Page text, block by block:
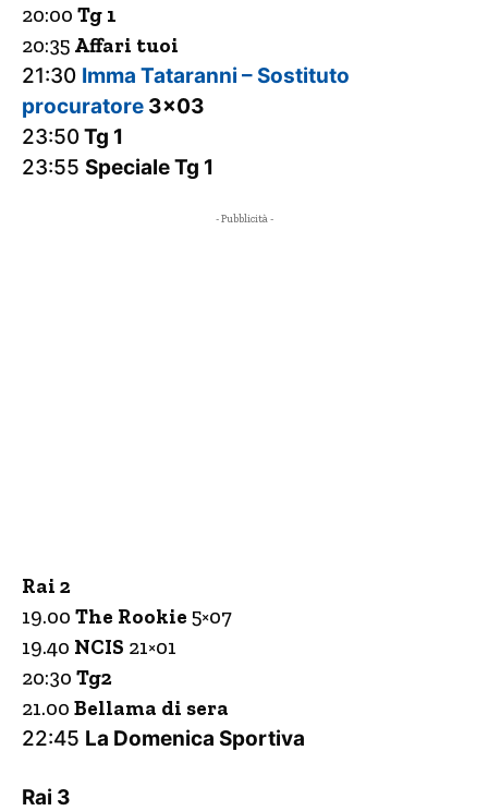
20:00 Tg 1
20:35 Affari tuoi
21:30 Imma Tataranni – Sostituto
procuratore 3×03
23:50Tg 1
23:55 Speciale Tg 1
- Pubblicità -
Rai 2
19.00 The Rookie 5×07
19.40 NCIS 21×01
20:30 Tg2
21.00 Bellama di sera
22:45 La Domenica Sportiva
Rai 3